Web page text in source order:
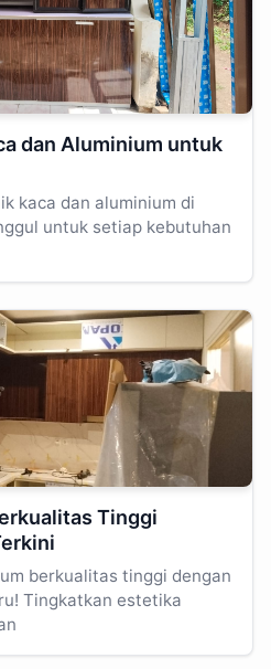
dan Aluminium untuk
kaca dan aluminium di
untuk setiap kebutuhan
Tinggi
berkualitas tinggi dengan
Tingkatkan estetika